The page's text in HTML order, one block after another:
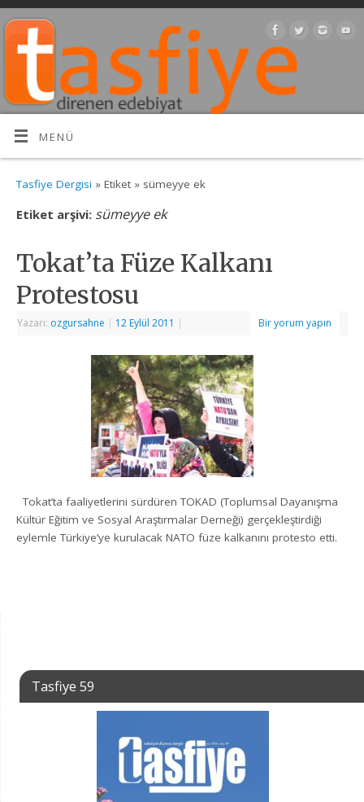
MENÜ
Tasfiye Dergisi » Etiket » sümeyye ek
Etiket arşivi: sümeyye ek
Tokat’ta Füze Kalkanı
Protestosu
Yazarı: ozgursahne | 12 Eylül 2011 | Bir yorum yapın
Tokat’ta faaliyetlerini sürdüren TOKAD (Toplumsal Dayanışma
Kültür Eğitim ve Sosyal Araştırmalar Derneği) gerçekleştirdiği
eylemle Türkiye’ye kurulacak NATO füze kalkanını protesto etti.
Tasfiye 59